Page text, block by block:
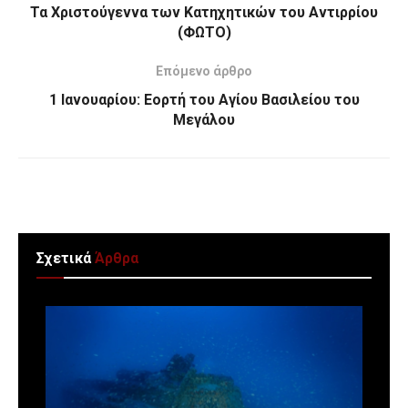
Τα Χριστούγεννα των Κατηχητικών του Αντιρρίου
(ΦΩΤΟ)
Επόμενο άρθρο
1 Ιανουαρίου: Εορτή του Αγίου Βασιλείου του
Μεγάλου
ΣχετικάΆρθρα